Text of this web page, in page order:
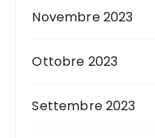
Novembre 2023
Ottobre 2023
Settembre 2023